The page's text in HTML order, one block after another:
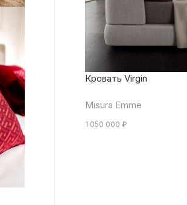
Кровать Virgin
Misura Emme
1 050 000 ₽